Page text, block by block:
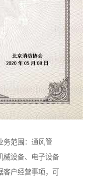
务范围：通风管
械设备、电子设备
户经营事项，可